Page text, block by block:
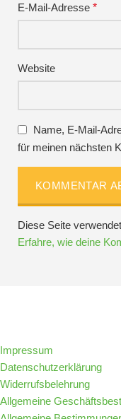
E-Mail-Adresse *
Website
Name, E-Mail-
für meinen nächsten
Diese Seite
Erfahre, wie deine
Impressum
Datenschutzerklärung
Widerrufsbelehrung
Allgemeine